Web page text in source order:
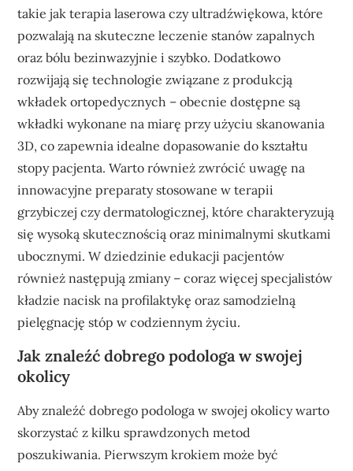
takie jak terapia laserowa czy ultradźwiękowa, które
pozwalają na skuteczne leczenie stanów zapalnych
oraz bólu bezinwazyjnie i szybko. Dodatkowo
rozwijają się technologie związane z produkcją
wkładek ortopedycznych – obecnie dostępne są
wkładki wykonane na miarę przy użyciu skanowania
3D, co zapewnia idealne dopasowanie do kształtu
stopy pacjenta. Warto również zwrócić uwagę na
innowacyjne preparaty stosowane w terapii
grzybiczej czy dermatologicznej, które charakteryzują
się wysoką skutecznością oraz minimalnymi skutkami
ubocznymi. W dziedzinie edukacji pacjentów
również następują zmiany – coraz więcej specjalistów
kładzie nacisk na profilaktykę oraz samodzielną
pielęgnację stóp w codziennym życiu.
Jak znaleźć dobrego podologa w swojej
okolicy
Aby znaleźć dobrego podologa w swojej okolicy warto
skorzystać z kilku sprawdzonych metod
poszukiwania. Pierwszym krokiem może być